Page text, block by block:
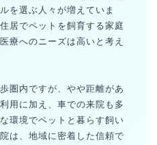
を選ぶ人々が増えていま
居でペットを飼育する家庭
療へのニーズは高いと考え
圏内ですが、やや距離があ
用に加え、車での来院も多
環境でペットと暮らす飼い
は、地域に密着した信頼で